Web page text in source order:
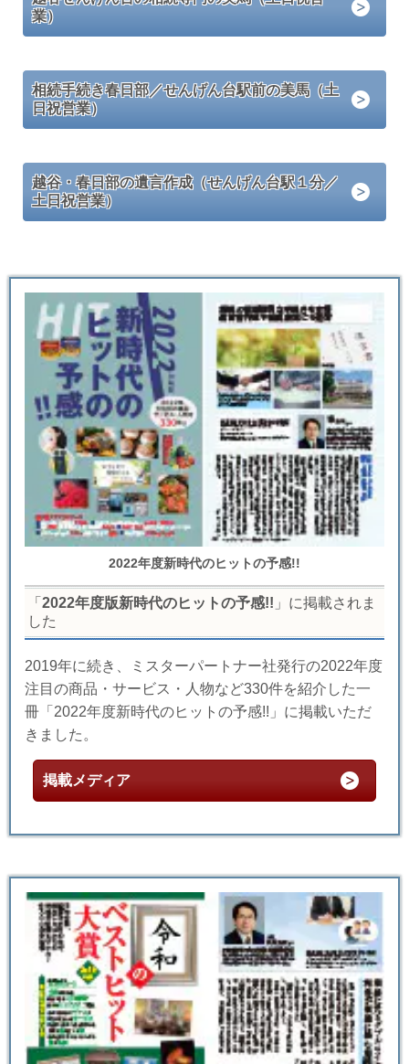
業）
相続手続き春日部／せんげん台駅前の美馬（土
日祝営業）
越谷・春日部の遺言作成（せんげん台駅１分／
土日祝営業）
2022年度新時代のヒットの予感!!
「 2022年度版新時代のヒットの予感!! 」に掲載されま
した
2019年に続き、ミスターパートナー社発行の2022年度
注目の商品・サービス・人物など330件を紹介した一
冊「2022年度新時代のヒットの予感!!」に掲載いただ
きました。
掲載メディア